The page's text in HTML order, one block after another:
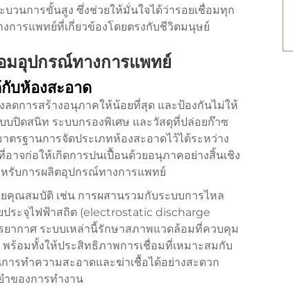
วนการขั้นสูง ซึ่งช่วยให้มั่นใจได้ว่ารอยเชื่อมทุก
การแพทย์ที่เกี่ยวข้องโดยตรงกับชีวิตมนุษย์
มอุปกรณ์ทางการแพทย์
บห้องสะอาด
ดการสร้างอนุภาคให้น้อยที่สุด และป้องกันไม่ให้
บปิดสนิท ระบบกรองพิเศษ และวัสดุที่ปล่อยก๊าซ
รฐานการจัดประเภทห้องสะอาดไว้ได้ระหว่าง
าจก่อให้เกิดการปนเปื้อนด้วยอนุภาคอย่างสิ้นเชิง
รับการผลิตอุปกรณ์ทางการแพทย์
คุณสมบัติ เช่น การผสานรวมกับระบบการไหล
ระจุไฟฟ้าสถิต (electrostatic discharge
ากาศ ระบบเหล่านี้รักษาสภาพแวดล้อมที่ควบคุม
ร้อมทั้งให้ประสิทธิภาพการเชื่อมที่เหมาะสมกับ
รทำความสะอาดและฆ่าเชื้อได้อย่างสะดวก
ของการทำงาน